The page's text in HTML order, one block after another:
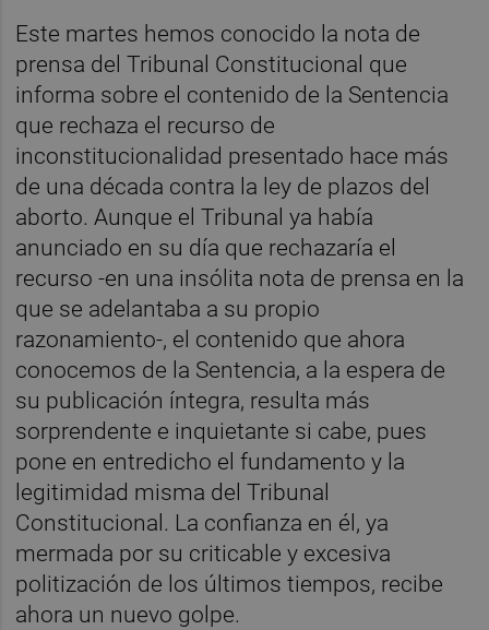
Este martes hemos conocido la nota de
prensa del Tribunal Constitucional que
informa sobre el contenido de la Sentencia
que rechaza el recurso de
inconstitucionalidad presentado hace más
de una década contra la ley de plazos del
aborto. Aunque el Tribunal ya había
anunciado en su día que rechazaría el
recurso -en una insólita nota de prensa en la
que se adelantaba a su propio
razonamiento-, el contenido que ahora
conocemos de la Sentencia, a la espera de
su publicación íntegra, resulta más
sorprendente e inquietante si cabe, pues
pone en entredicho el fundamento y la
legitimidad misma del Tribunal
Constitucional. La confianza en él, ya
mermada por su criticable y excesiva
politización de los últimos tiempos, recibe
ahora un nuevo golpe.